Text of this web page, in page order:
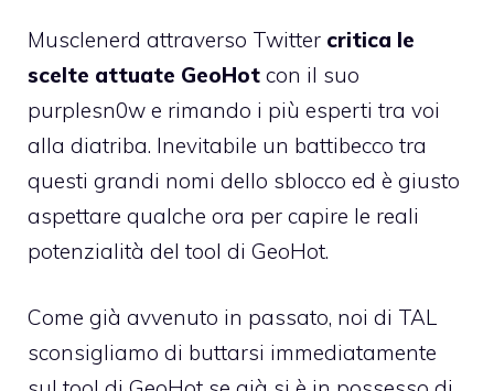
Musclenerd attraverso Twitter critica le
scelte attuate GeoHot con il suo
purplesn0w e rimando i più esperti tra voi
alla diatriba. Inevitabile un battibecco tra
questi grandi nomi dello sblocco ed è giusto
aspettare qualche ora per capire le reali
potenzialità del tool di GeoHot.
Come già avvenuto in passato, noi di TAL
sconsigliamo di buttarsi immediatamente